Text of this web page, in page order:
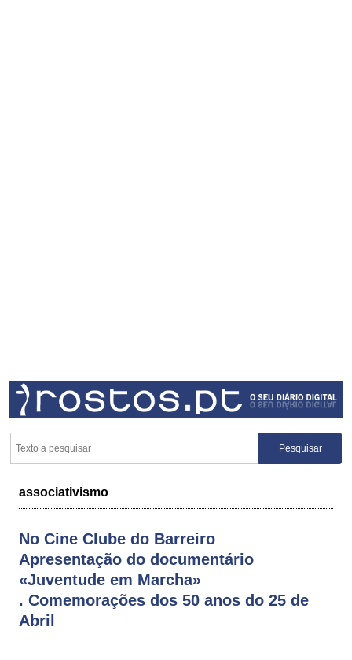
associativismo
No Cine Clube do Barreiro
Apresentação do documentário
«Juventude em Marcha»
. Comemorações dos 50 anos do 25 de
Abril